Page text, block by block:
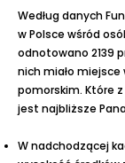
Według danych
w Polsce wśród
odnotowano 2139
nich miało
pomorskim. Które
jest najbliższe
W nadchodzącej